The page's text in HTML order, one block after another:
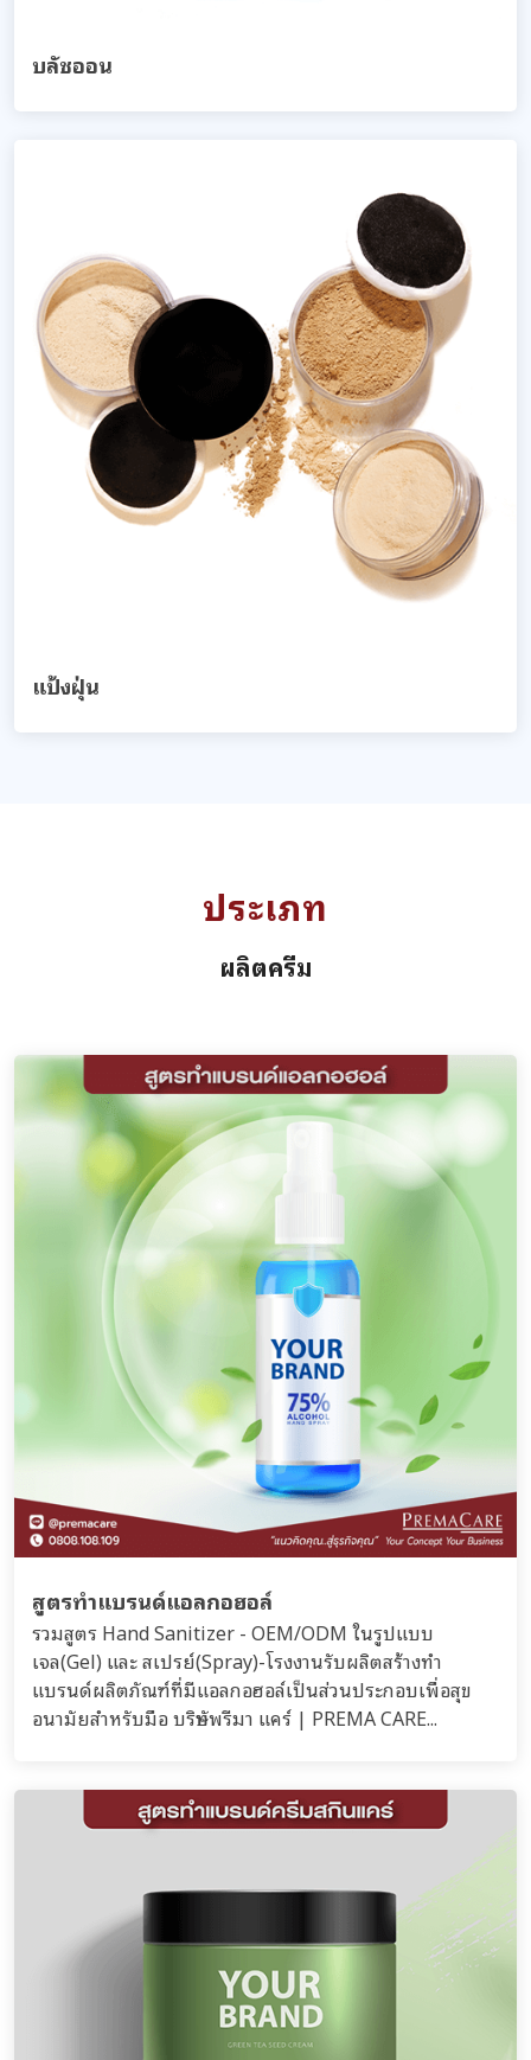
บลัชออน
แป้งฝุ่น
ประเภท
ผลิตครีม
สูตรทำแบรนด์แอลกอฮอล์
รวมสูตร Hand Sanitizer - OEM/ODM ในรูปแบบ
เจล(Gel) และ สเปรย์(Spray)-โรงงานรับผลิตสร้างทำ
แบรนด์ผลิตภัณฑ์ที่มีแอลกอฮอล์เป็นส่วนประกอบเพื่อสุข
อนามัยสำหรับมือ บริษัทพรีมา แคร์ | PREMA CARE...